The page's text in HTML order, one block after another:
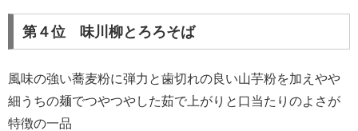
第４位 味川柳とろろそば
風味の強い蕎麦粉に弾力と歯切れの良い山芋粉を加えやや
細うちの麺でつやつやした茹で上がりと口当たりのよさが
特徴の一品